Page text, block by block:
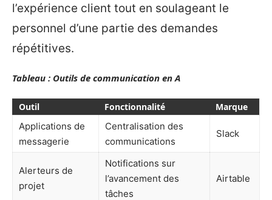
l’expérience client tout en soulageant le
personnel d’une partie des demandes
répétitives.
Tableau : Outils de communication en A
Outil Fonctionnalité
Marque
Applications de
messagerie
Centralisation des
communications
Slack
Alerteurs de
projet
Notifications sur
l’avancement des
tâches
Airtable